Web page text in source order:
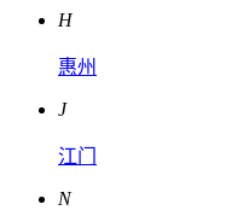
H
惠州
J
江门
N